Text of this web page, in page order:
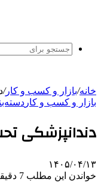
خانه/بازار و کسب و کار/
بازار و کسب و کار
دندانپزشکی
۱۴۰۵/۰۴/۱۳
خواندن این مطلب 7 دقیقه زمان میبرد